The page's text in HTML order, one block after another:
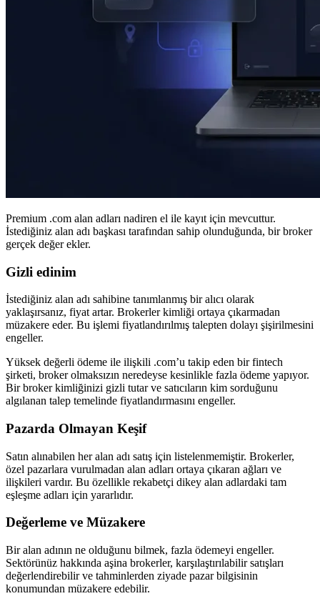
Premium .com alan adları nadiren el ile kayıt için mevcuttur.
İstediğiniz alan adı başkası tarafından sahip olunduğunda, bir broker
gerçek değer ekler.
Gizli edinim
İstediğiniz alan adı sahibine tanımlanmış bir alıcı olarak
yaklaşırsanız, fiyat artar. Brokerler kimliği ortaya çıkarmadan
müzakere eder. Bu işlemi fiyatlandırılmış talepten dolayı şişirilmesini
engeller.
Yüksek değerli ödeme ile ilişkili .com’u takip eden bir fintech
şirketi, broker olmaksızın neredeyse kesinlikle fazla ödeme yapıyor.
Bir broker kimliğinizi gizli tutar ve satıcıların kim sorduğunu
algılanan talep temelinde fiyatlandırmasını engeller.
Pazarda Olmayan Keşif
Satın alınabilen her alan adı satış için listelenmemiştir. Brokerler,
özel pazarlara vurulmadan alan adları ortaya çıkaran ağları ve
ilişkileri vardır. Bu özellikle rekabetçi dikey alan adlardaki tam
eşleşme adları için yararlıdır.
Değerleme ve Müzakere
Bir alan adının ne olduğunu bilmek, fazla ödemeyi engeller.
Sektörünüz hakkında aşina brokerler, karşılaştırılabilir satışları
değerlendirebilir ve tahminlerden ziyade pazar bilgisinin
konumundan müzakere edebilir.